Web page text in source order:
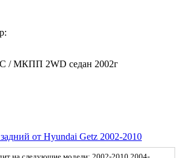
/ МКПП 2WD седан 2002г
от Hyundai Getz 2002-2010